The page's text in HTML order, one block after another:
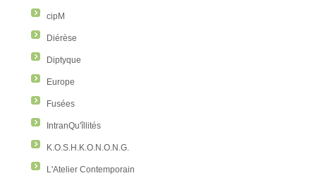
cipM
Diérèse
Diptyque
Europe
Fusées
IntranQu'îllités
K.O.S.H.K.O.N.O.N.G.
L'Atelier Contemporain